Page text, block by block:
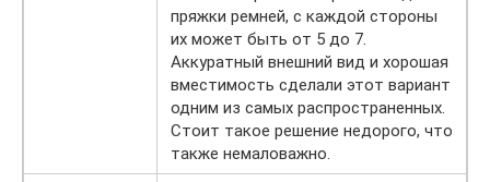
пряжки ремней, с каждой стороны
их может быть от 5 до 7.
Аккуратный внешний вид и хорошая
вместимость сделали этот вариант
одним из самых распространенных.
Стоит такое решение недорого, что
также немаловажно.